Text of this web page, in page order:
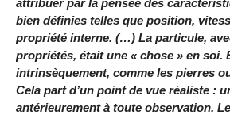
bien définies telles que position,
propriété interne. (…) La particule,
propriétés, était une « chose » en soi.
intrinsèquement, comme les pierres
Cela part d’un point de vue réaliste :
antérieurement à toute observation.